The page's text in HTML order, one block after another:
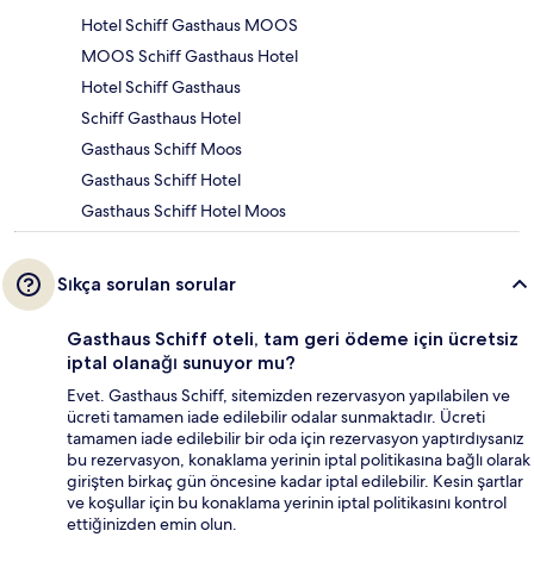
Hotel Schiff Gasthaus MOOS
MOOS Schiff Gasthaus Hotel
Hotel Schiff Gasthaus
Schiff Gasthaus Hotel
Gasthaus Schiff Moos
Gasthaus Schiff Hotel
Gasthaus Schiff Hotel Moos
Sıkça sorulan sorular
Gasthaus Schiff oteli, tam geri ödeme için ücretsiz
iptal olanağı sunuyor mu?
Evet. Gasthaus Schiff, sitemizden rezervasyon yapılabilen ve
ücreti tamamen iade edilebilir odalar sunmaktadır. Ücreti
tamamen iade edilebilir bir oda için rezervasyon yaptırdıysanız
bu rezervasyon, konaklama yerinin iptal politikasına bağlı olarak
girişten birkaç gün öncesine kadar iptal edilebilir. Kesin şartlar
ve koşullar için bu konaklama yerinin iptal politikasını kontrol
ettiğinizden emin olun.